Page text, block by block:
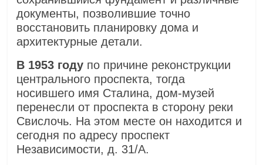
документы, позволившие точно
восстановить планировку дома и
архитектурные детали.
В 1953 году по причине реконструкции
центрального проспекта, тогда
носившего имя Сталина, дом-музей
перенесли от проспекта в сторону реки
Свислочь. На этом месте он находится и
сегодня по адресу проспект
Независимости, д. 31/А.